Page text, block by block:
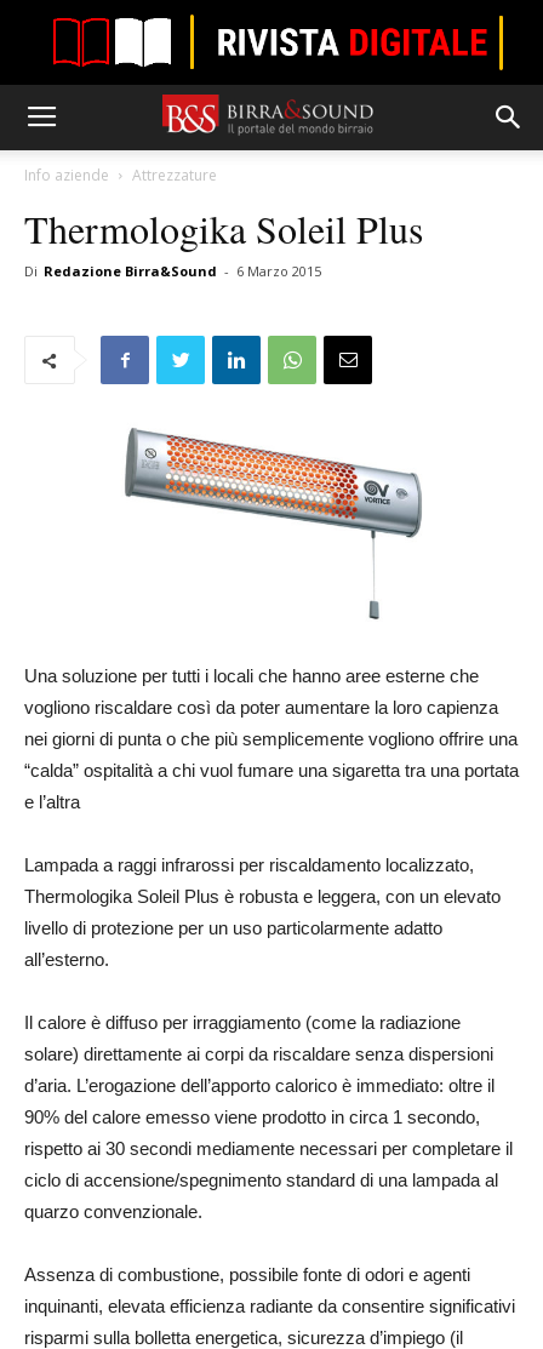
Info aziende Attrezzature
Thermologika Soleil Plus
Di Redazione Birra&Sound - 6 Marzo 2015
Una soluzione per tutti i locali che hanno aree esterne che
vogliono riscaldare così da poter aumentare la loro capienza
nei giorni di punta o che più semplicemente vogliono offrire una
“calda” ospitalità a chi vuol fumare una sigaretta tra una portata
e l’altra
Lampada a raggi infrarossi per riscaldamento localizzato,
Thermologika Soleil Plus è robusta e leggera, con un elevato
livello di protezione per un uso particolarmente adatto
all’esterno.
Il calore è diffuso per irraggiamento (come la radiazione
solare) direttamente ai corpi da riscaldare senza dispersioni
d’aria. L’erogazione dell’apporto calorico è immediato: oltre il
90% del calore emesso viene prodotto in circa 1 secondo,
rispetto ai 30 secondi mediamente necessari per completare il
ciclo di accensione/spegnimento standard di una lampada al
quarzo convenzionale.
Assenza di combustione, possibile fonte di odori e agenti
inquinanti, elevata efficienza radiante da consentire significativi
risparmi sulla bolletta energetica, sicurezza d’impiego (il